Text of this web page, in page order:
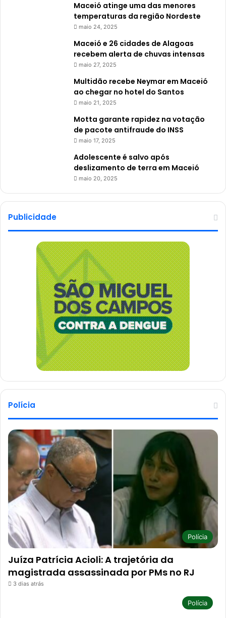
Maceió atinge uma das menores
temperaturas da região Nordeste
maio 24, 2025
Maceió e 26 cidades de Alagoas
recebem alerta de chuvas intensas
maio 27, 2025
Multidão recebe Neymar em Maceió
ao chegar no hotel do Santos
maio 21, 2025
Motta garante rapidez na votação
de pacote antifraude do INSS
maio 17, 2025
Adolescente é salvo após
deslizamento de terra em Maceió
maio 20, 2025
Publicidade
Polícia
Polícia
Juíza Patrícia Acioli: A trajetória da
magistrada assassinada por PMs no RJ
3 dias atrás
Polícia